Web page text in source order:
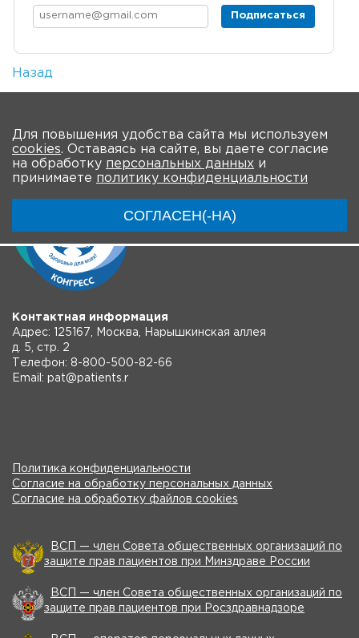
Подписаться
Назад
Для повышения удобства сайта мы используем
cookies. Оставаясь на сайте, вы даете согласие
на обработку персональных данных и
принимаете политику конфиденциальности
СОГЛАСЕН(-НА)
Контактная информация
Адрес: 125167, Москва, Нарышкинская аллея
д. 5, стр. 2
Телефон: 8-800-500-82-66
Email: pat@patients.r
Политика конфиденциальности
Согласие на обработку персональных данных
Согласие на обработку файлов cookies
ВСП — член Совета общественных организаций по
защите прав пациентов при Минздраве России
ВСП — член Совета общественных организаций по
защите прав пациентов при Росздравнадзоре